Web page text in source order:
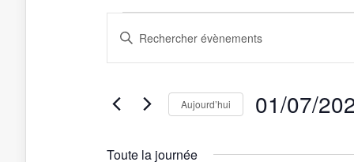
Évènements
juillet
2024
et
navigation
vues
Évènements
Saisir
mot-
Rechercher
mot- Aujourd’hui 01/07/
date.
Toute la journée